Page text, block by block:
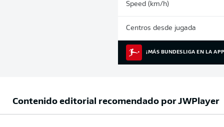
Speed (km/h)
Centros desde jugada
¡MÁS BUNDESLIGA EN LA
Contenido editorial recomendado porJWPlayer